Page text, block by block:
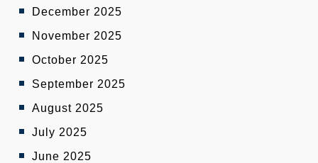
December 2025
November 2025
October 2025
September 2025
August 2025
July 2025
June 2025